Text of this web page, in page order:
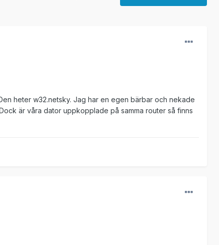
heter w32.netsky. Jag har en egen bärbar och nekade
är våra dator uppkopplade på samma router så finns